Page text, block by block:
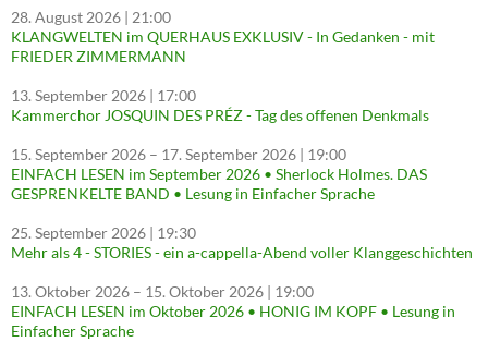
28. August 2026 | 21:00
KLANGWELTEN im QUERHAUS EXKLUSIV - In Gedanken - mit
FRIEDER ZIMMERMANN
13. September 2026 | 17:00
Kammerchor JOSQUIN DES PRÉZ - Tag des offenen Denkmals
15. September 2026 – 17. September 2026 | 19:00
EINFACH LESEN im September 2026 • Sherlock Holmes. DAS
GESPRENKELTE BAND • Lesung in Einfacher Sprache
25. September 2026 | 19:30
Mehr als 4 - STORIES - ein a-cappella-Abend voller Klanggeschichten
13. Oktober 2026 – 15. Oktober 2026 | 19:00
EINFACH LESEN im Oktober 2026 • HONIG IM KOPF • Lesung in
Einfacher Sprache